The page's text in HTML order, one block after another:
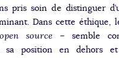
pris soin de distinguer
Dans cette éthique,
open source – semble
sa position en dehors